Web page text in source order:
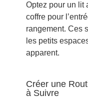
Optez pour un lit
coffre pour
rangement. Ces
les petits
apparent.
Créer une
à Suivre